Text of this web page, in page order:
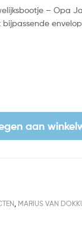
– Opa
bijpassende
aan
MARIUS VAN